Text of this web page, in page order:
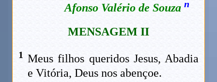
Afonso Valério de Souza n
MENSAGEM II
1 Meus filhos queridos Jesus, Abadia
e Vitória, Deus nos abençoe.